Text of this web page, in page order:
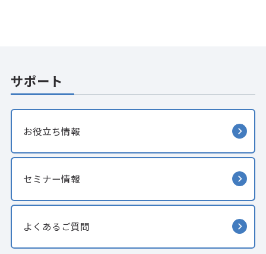
サポート
お役立ち情報
セミナー情報
よくあるご質問